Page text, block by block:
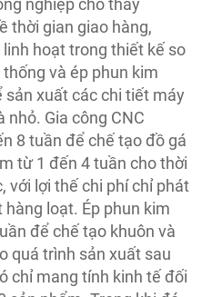
nghiệp cho thấy
thời gian giao hàng,
hoạt trong thiết kế so
và ép phun kim
sản xuất các chi tiết máy
nhỏ. Gia công CNC
8 tuần để chế tạo đồ gá
từ 1 đến 4 tuần cho thời
với lợi thế chi phí chỉ phát
loạt. Ép phun kim
để chế tạo khuôn và
quá trình sản xuất sau
chỉ mang tính kinh tế đối